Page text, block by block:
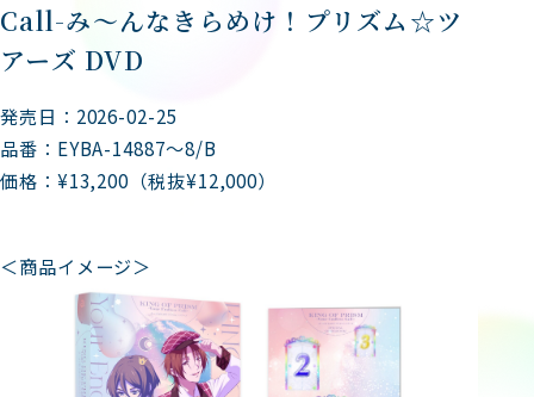
Call-み～んなきらめけ！プリズム☆ツ
アーズ DVD
発売日：2026-02-25
品番：EYBA-14887～8/B
価格：¥13,200（税抜¥12,000）
＜商品イメージ＞